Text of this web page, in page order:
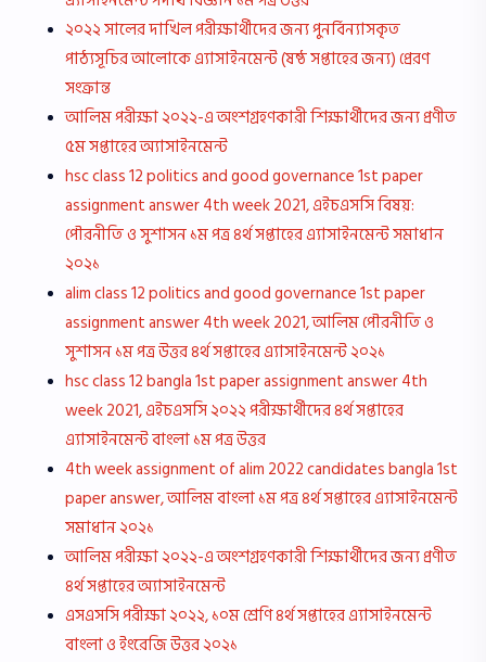
২০২২ সালের দাখিল পরীক্ষার্থীদের জন্য পুনর্বিন্যাসকৃত
পাঠ্যসূচির আলোকে এ্যাসাইনমেন্ট (ষষ্ঠ সপ্তাহের জন্য) প্রেরণ
সংক্রান্ত
আলিম পরীক্ষা ২০২২-এ অংশগ্রহণকারী শিক্ষার্থীদের জন্য প্রণীত
৫ম সপ্তাহের অ্যাসাইনমেন্ট
hsc class 12 politics and good governance 1st paper
assignment answer 4th week 2021, এইচএসসি বিষয়:
পৌরনীতি ও সুশাসন ১ম পত্র ৪র্থ সপ্তাহের এ্যাসাইনমেন্ট সমাধান
২০২১
alim class 12 politics and good governance 1st paper
assignment answer 4th week 2021, আলিম পৌরনীতি ও
সুশাসন ১ম পত্র উত্তর ৪র্থ সপ্তাহের এ্যাসাইনমেন্ট ২০২১
hsc class 12 bangla 1st paper assignment answer 4th
week 2021, এইচএসসি ২০২২ পরীক্ষার্থীদের ৪র্থ সপ্তাহের
এ্যাসাইনমেন্ট বাংলা ১ম পত্র উত্তর
4th week assignment of alim 2022 candidates bangla 1st
paper answer, আলিম বাংলা ১ম পত্র ৪র্থ সপ্তাহের এ্যাসাইনমেন্ট
সমাধান ২০২১
আলিম পরীক্ষা ২০২২-এ অংশগ্রহণকারী শিক্ষার্থীদের জন্য প্রণীত
৪র্থ সপ্তাহের অ্যাসাইনমেন্ট
এসএসসি পরীক্ষা ২০২২, ১০ম শ্রেণি ৪র্থ সপ্তাহের এ্যাসাইনমেন্ট
বাংলা ও ইংরেজি উত্তর ২০২১